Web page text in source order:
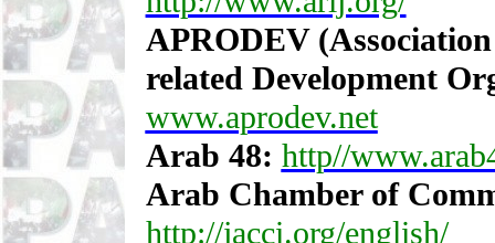
APRODEV
related Development
www.aprodev.net
Arab 48: http//
Arab Chamber of
http://jacci.org/english/